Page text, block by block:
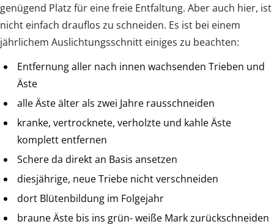
genügend Platz für eine freie Entfaltung. Aber auch hier, ist
nicht einfach drauflos zu schneiden. Es ist bei einem
jährlichem Auslichtungsschnitt einiges zu beachten:
Entfernung aller nach innen wachsenden Trieben und
Äste
alle Äste älter als zwei Jahre rausschneiden
kranke, vertrocknete, verholzte und kahle Äste
komplett entfernen
Schere da direkt an Basis ansetzen
diesjährige, neue Triebe nicht verschneiden
dort Blütenbildung im Folgejahr
braune Äste bis ins grün- weiße Mark zurückschneiden